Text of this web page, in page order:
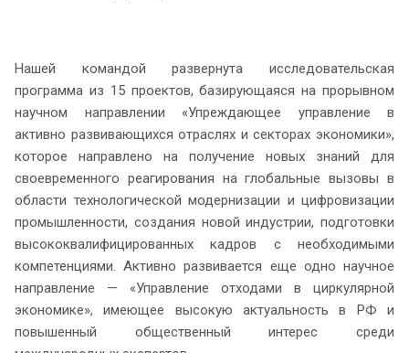
Нашей командой развернута исследовательская
программа из 15 проектов, базирующаяся на прорывном
научном направлении «Упреждающее управление в
активно развивающихся отраслях и секторах экономики»,
которое направлено на получение новых знаний для
своевременного реагирования на глобальные вызовы в
области технологической модернизации и цифровизации
промышленности, создания новой индустрии, подготовки
высококвалифицированных кадров с необходимыми
компетенциями. Активно развивается еще одно научное
направление — «Управление отходами в циркулярной
экономике», имеющее высокую актуальность в РФ и
повышенный общественный интерес среди